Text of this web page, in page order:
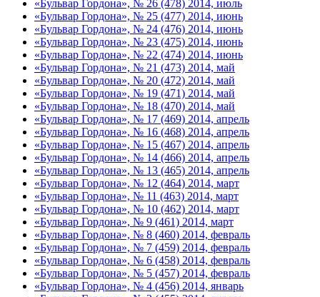
«Бульвар Гордона», № 26 (478) 2014, июль
«Бульвар Гордона», № 25 (477) 2014, июнь
«Бульвар Гордона», № 24 (476) 2014, июнь
«Бульвар Гордона», № 23 (475) 2014, июнь
«Бульвар Гордона», № 22 (474) 2014, июнь
«Бульвар Гордона», № 21 (473) 2014, май
«Бульвар Гордона», № 20 (472) 2014, май
«Бульвар Гордона», № 19 (471) 2014, май
«Бульвар Гордона», № 18 (470) 2014, май
«Бульвар Гордона», № 17 (469) 2014, апрель
«Бульвар Гордона», № 16 (468) 2014, апрель
«Бульвар Гордона», № 15 (467) 2014, апрель
«Бульвар Гордона», № 14 (466) 2014, апрель
«Бульвар Гордона», № 13 (465) 2014, апрель
«Бульвар Гордона», № 12 (464) 2014, март
«Бульвар Гордона», № 11 (463) 2014, март
«Бульвар Гордона», № 10 (462) 2014, март
«Бульвар Гордона», № 9 (461) 2014, март
«Бульвар Гордона», № 8 (460) 2014, февраль
«Бульвар Гордона», № 7 (459) 2014, февраль
«Бульвар Гордона», № 6 (458) 2014, февраль
«Бульвар Гордона», № 5 (457) 2014, февраль
«Бульвар Гордона», № 4 (456) 2014, январь